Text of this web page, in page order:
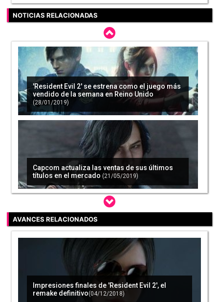
NOTICIAS RELACIONADAS
'Resident Evil 2' se estrena como el juego más
vendido de la semana en Reino Unido
(28/01/2019)
Capcom actualiza las ventas de sus últimos
títulos en el mercado (21/05/2019)
El precio de un buen port: 'Resident Evil' y
Nintendo Switch
(23/05/2019)
AVANCES RELACIONADOS
Impresiones finales de 'Resident Evil 2', el
remake definitivo(04/12/2018)